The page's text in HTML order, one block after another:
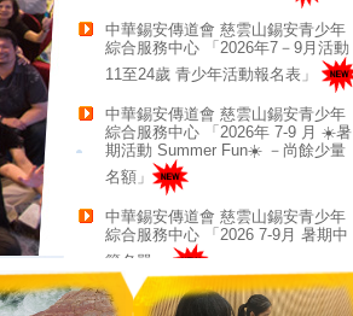
中華錫安傳道會 慈雲山錫安青少年
綜合服務中心 「2026年7－9月活動
11至24歲 青少年活動報名表」
中華錫安傳道會 慈雲山錫安青少年
綜合服務中心 「2026年 7-9 月 ☀️暑
期活動 Summer Fun☀️ －尚餘少量
名額」
中華錫安傳道會 慈雲山錫安青少年
綜合服務中心 「2026 7-9月 暑期中
籤名單」
中華錫安傳道會 「2026年賣旗籌款